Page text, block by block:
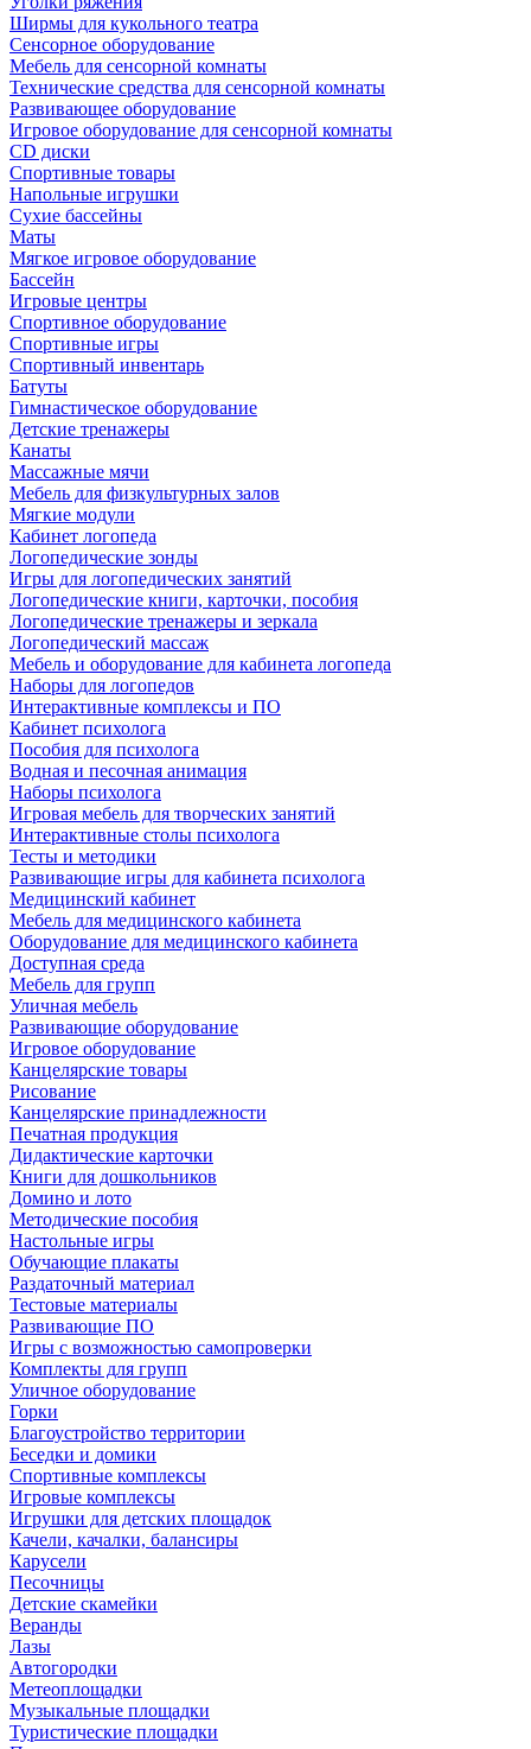
Ширмы для кукольного театра
Сенсорное оборудование
Мебель для сенсорной комнаты
Технические средства для сенсорной комнаты
Развивающее оборудование
Игровое оборудование для сенсорной комнаты
CD диски
Спортивные товары
Напольные игрушки
Сухие бассейны
Маты
Мягкое игровое оборудование
Бассейн
Игровые центры
Спортивное оборудование
Спортивные игры
Спортивный инвентарь
Батуты
Гимнастическое оборудование
Детские тренажеры
Канаты
Массажные мячи
Мебель для физкультурных залов
Мягкие модули
Кабинет логопеда
Логопедические зонды
Игры для логопедических занятий
Логопедические книги, карточки, пособия
Логопедические тренажеры и зеркала
Логопедический массаж
Мебель и оборудование для кабинета логопеда
Наборы для логопедов
Интерактивные комплексы и ПО
Кабинет психолога
Пособия для психолога
Водная и песочная анимация
Наборы психолога
Игровая мебель для творческих занятий
Интерактивные столы психолога
Тесты и методики
Развивающие игры для кабинета психолога
Медицинский кабинет
Мебель для медицинского кабинета
Оборудование для медицинского кабинета
Доступная среда
Мебель для групп
Уличная мебель
Развивающие оборудование
Игровое оборудование
Канцелярские товары
Рисование
Канцелярские принадлежности
Печатная продукция
Дидактические карточки
Книги для дошкольников
Домино и лото
Методические пособия
Настольные игры
Обучающие плакаты
Раздаточный материал
Тестовые материалы
Развивающие ПО
Игры с возможностью самопроверки
Комплекты для групп
Уличное оборудование
Горки
Благоустройство территории
Беседки и домики
Спортивные комплексы
Игровые комплексы
Игрушки для детских площадок
Качели, качалки, балансиры
Карусели
Песочницы
Детские скамейки
Веранды
Лазы
Автогородки
Метеоплощадки
Музыкальные площадки
Туристические площадки